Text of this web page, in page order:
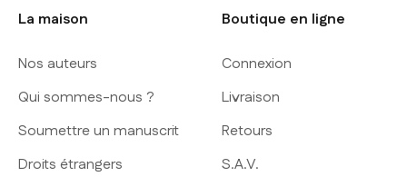
La maison
Nos auteurs
Qui sommes-nous ?
Soumettre un manuscrit
Droits étrangers
Boutique en ligne
Connexion
Livraison
Retours
S.A.V.